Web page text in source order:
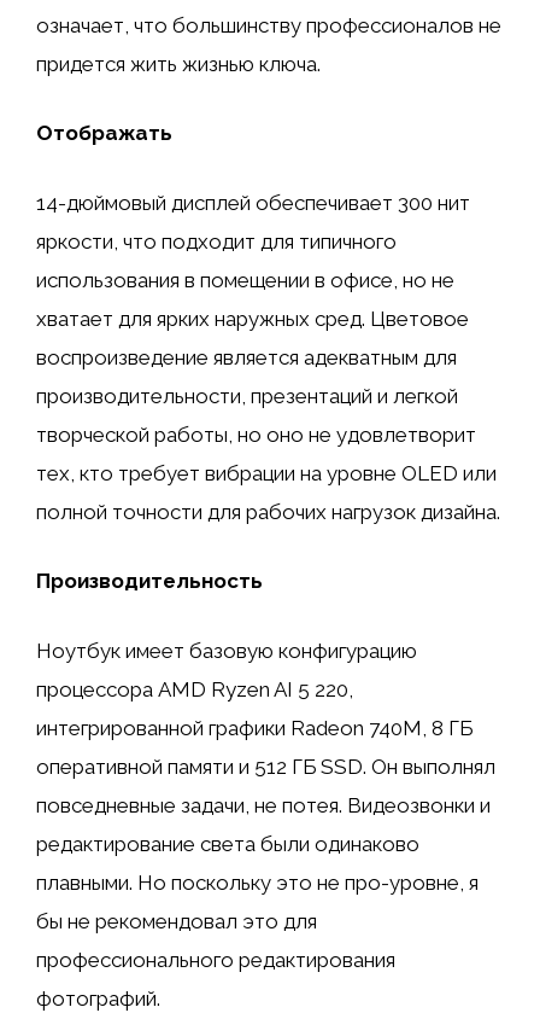
означает, что большинству профессионалов не
придется жить жизнью ключа.
Отображать
14-дюймовый дисплей обеспечивает 300 нит
яркости, что подходит для типичного
использования в помещении в офисе, но не
хватает для ярких наружных сред. Цветовое
воспроизведение является адекватным для
производительности, презентаций и легкой
творческой работы, но оно не удовлетворит
тех, кто требует вибрации на уровне OLED или
полной точности для рабочих нагрузок дизайна.
Производительность
Ноутбук имеет базовую конфигурацию
процессора AMD Ryzen AI 5 220,
интегрированной графики Radeon 740M, 8 ГБ
оперативной памяти и 512 ГБ SSD. Он выполнял
повседневные задачи, не потея. Видеозвонки и
редактирование света были одинаково
плавными. Но поскольку это не про-уровне, я
бы не рекомендовал это для
профессионального редактирования
фотографий.